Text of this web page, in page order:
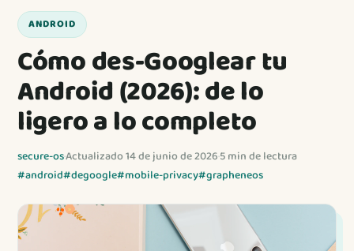
ANDROID
Cómo des-Googlear tu
Android (2026): de lo
ligero a lo completo
secure-os·Actualizado 14 de junio de 2026·5 min de lectura
#android#degoogle#mobile-privacy#grapheneos